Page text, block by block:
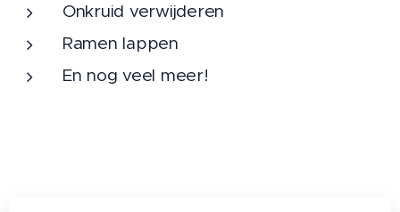
Onkruid verwijderen
Ramen lappen
En nog veel meer!